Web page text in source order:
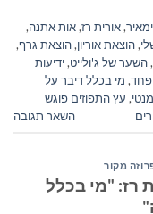
,אורית רז,אות אתנה,
,הוצאת אוריון,הוצאת גרף,
,השער של ג'ולייט,ידיעות
, מי בכלל דיבר על
, עץ התפוזים פוגש
השאר תגובה
מקור
רז: "מי בכלל